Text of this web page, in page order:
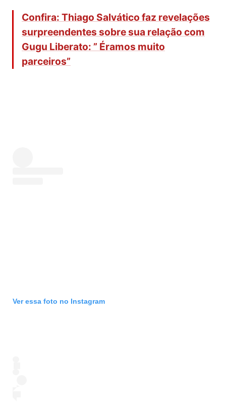
Confira: Thiago Salvático faz revelações
surpreendentes sobre sua relação com
Gugu Liberato: ” Éramos muito
parceiros”
Ver essa foto no Instagram